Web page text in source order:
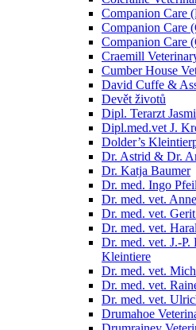
Companion Care
Companion Care
Companion Care
Craemill
Cumber House
David Cuffe &
Devět životů
Dipl. Terarzt
Dipl.med.vet J.
Dolder’s
Dr. Astrid & Dr.
Dr. Katja Baumer
Dr. med. Ingo Pfeil
Dr. med. vet.
Dr. med. vet.
Dr. med. vet.
Dr. med. vet. J.-
Kleintiere
Dr. med. vet.
Dr. med. vet.
Dr. med. vet.
Drumahoe